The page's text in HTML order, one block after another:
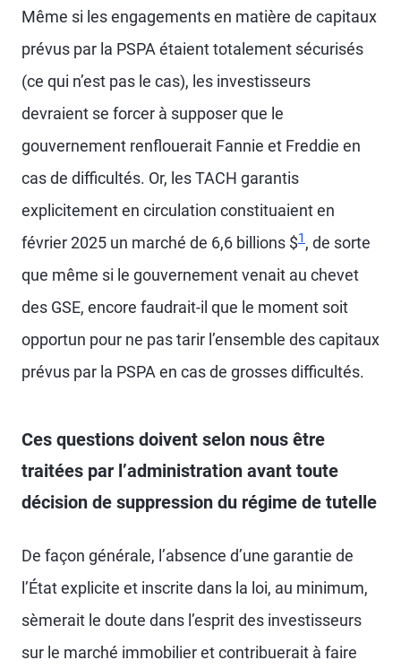
Même si les engagements en matière de capitaux
prévus par la PSPA étaient totalement sécurisés
(ce qui n’est pas le cas), les investisseurs
devraient se forcer à supposer que le
gouvernement renflouerait Fannie et Freddie en
cas de difficultés. Or, les TACH garantis
explicitement en circulation constituaient en
février 2025 un marché de 6,6 billions $1 , de sorte
que même si le gouvernement venait au chevet
des GSE, encore faudrait-il que le moment soit
opportun pour ne pas tarir l’ensemble des capitaux
prévus par la PSPA en cas de grosses difficultés.
Ces questions doivent selon nous être
traitées par l’administration avant toute
décision de suppression du régime de tutelle
De façon générale, l’absence d’une garantie de
l’État explicite et inscrite dans la loi, au minimum,
sèmerait le doute dans l’esprit des investisseurs
sur le marché immobilier et contribuerait à faire